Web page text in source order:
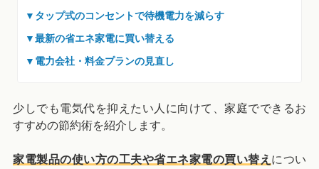
▼タップ式のコンセントで待機電力を減らす
▼最新の省エネ家電に買い替える
▼電力会社・料金プランの見直し
少しでも電気代を抑えたい人に向けて、家庭でできるお
すすめの節約術を紹介します。
家電製品の使い方の工夫や省エネ家電の買い替え につい